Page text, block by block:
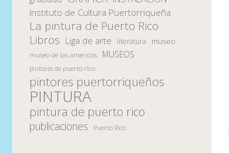
Instituto de Cultura Puertorriqueña
La pintura de Puerto Rico
Libros Liga de arte literatura museo
museo de las americas MUSEOS
pintores de puerto rico
pintores puertorriqueños
PINTURA
pintura de puerto rico
publicaciones Puerto Rico